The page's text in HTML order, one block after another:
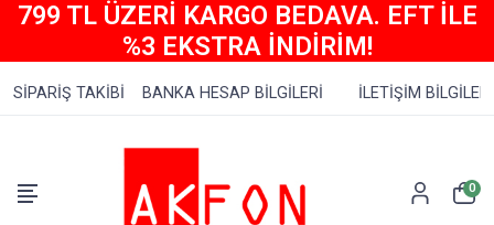
799 TL ÜZERİ KARGO BEDAVA. EFT İLE
%3 EKSTRA İNDİRİM!
SİPARİŞ TAKİBİ BANKA HESAP BİLGİLERİ İLETİŞİM BİLGİLERİ
0